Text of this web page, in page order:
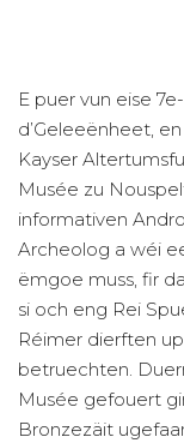
E puer vun eise
d’Geleeënheet,
Kayser
Musée zu
informativen
Archeolog a wéi
ëmgoe muss, fir
si och eng Rei
Réimer dierften
betruechten.
Musée gefouert
Bronzezäit